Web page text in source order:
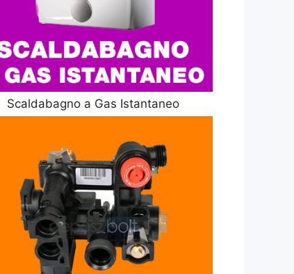
Scaldabagno a Gas Istantaneo